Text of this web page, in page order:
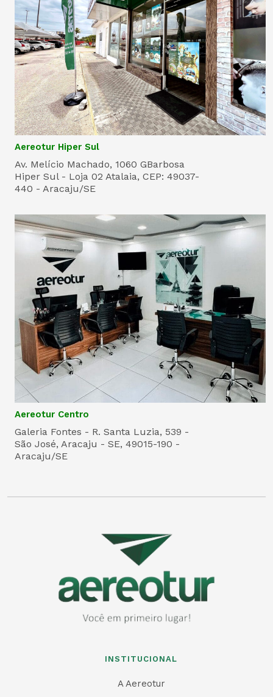
Aereotur Hiper Sul
Av. Melício Machado, 1060 GBarbosa
Hiper Sul - Loja 02 Atalaia, CEP: 49037-
440 - Aracaju/SE
Aereotur Centro
Galeria Fontes - R. Santa Luzia, 539 -
São José, Aracaju - SE, 49015-190 -
Aracaju/SE
INSTITUCIONAL
A Aereotur